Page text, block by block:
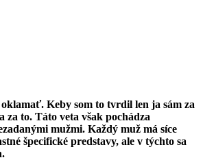
Keby som to tvrdil len ja sám za
za to. Táto veta však pochádza
mužmi. Každý muž má síce
špecifické predstavy, ale v týchto sa